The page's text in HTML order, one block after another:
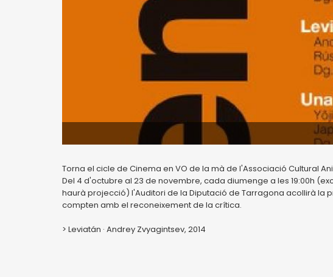
Torna el cicle de Cinema en VO de la mà de l'Associació Cultural
Del 4 d'octubre al 23 de novembre, cada diumenge a les 19:00h
haurà projecció) l'Auditori de la Diputació de Tarragona acollirà la
compten amb el reconeixement de la crítica.
> Leviatán · Andrey Zvyagintsev, 2014